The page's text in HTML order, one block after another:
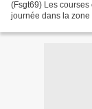
(Fsgt69) Les
journée dans la zone